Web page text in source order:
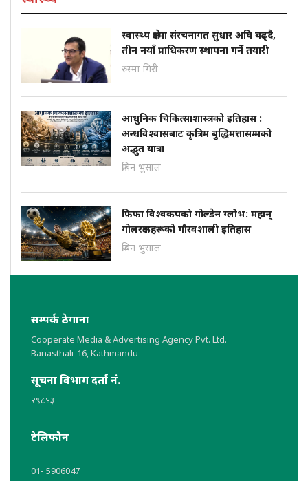
स्वास्थ्य क्षेत्रमा संरचनागत सुधार अघि बढ्दै,
तीन नयाँ प्राधिकरण स्थापना गर्ने तयारी
रुस्मा गिरी
आधुनिक चिकित्साशास्त्रको इतिहास :
अन्धविश्वासबाट कृत्रिम बुद्धिमत्तासम्मको
अद्भुत यात्रा
प्रबिन भुसाल
फिफा विश्वकपको गोल्डेन ग्लोभ: महान्
गोलरक्षकहरूको गौरवशाली इतिहास
प्रबिन भुसाल
सम्पर्क ठेगाना
Cooperate Media & Advertising Agency Pvt. Ltd.
Banasthali-16, Kathmandu
सूचना विभाग दर्ता नं.
२९८४३
टेलिफोन
01- 5906047